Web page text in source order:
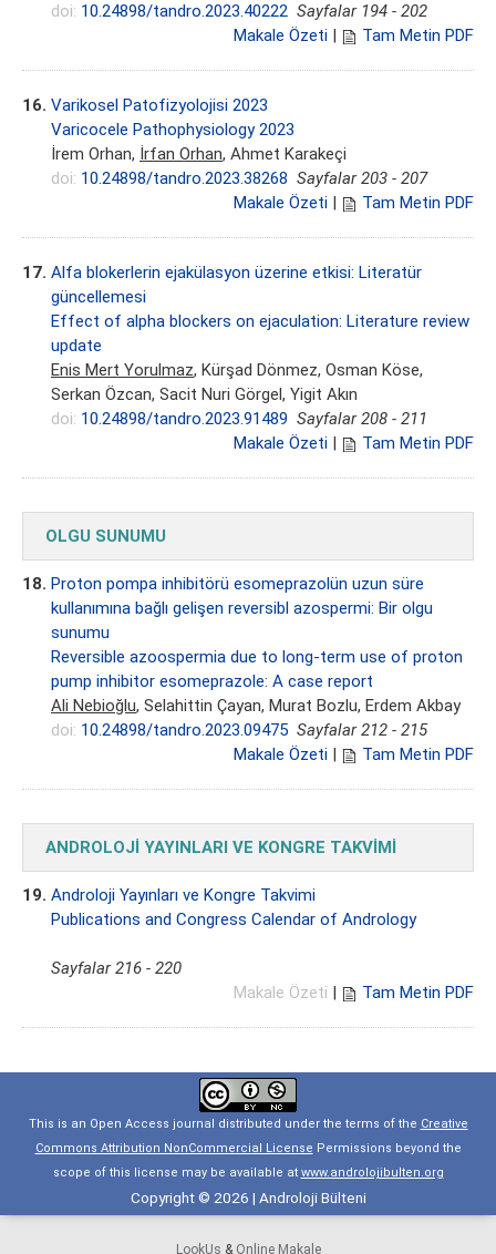
doi: 10.24898/tandro.2023.40222 Sayfalar 194 - 202
Makale Özeti
Tam Metin PDF
16. Varikosel Patofizyolojisi 2023
Varicocele Pathophysiology 2023
İrem Orhan, İrfan Orhan, Ahmet Karakeçi
doi: 10.24898/tandro.2023.38268 Sayfalar 203 - 207
Makale Özeti
Tam Metin PDF
17. Alfa blokerlerin ejakülasyon üzerine etkisi: Literatür
güncellemesi
Effect of alpha blockers on ejaculation: Literature review
update
Enis Mert Yorulmaz, Kürşad Dönmez, Osman Köse,
Serkan Özcan, Sacit Nuri Görgel, Yigit Akın
doi: 10.24898/tandro.2023.91489 Sayfalar 208 - 211
Makale Özeti
Tam Metin PDF
OLGU SUNUMU
18. Proton pompa inhibitörü esomeprazolün uzun süre
kullanımına bağlı gelişen reversibl azospermi: Bir olgu
sunumu
Reversible azoospermia due to long-term use of proton
pump inhibitor esomeprazole: A case report
Ali Nebioğlu, Selahittin Çayan, Murat Bozlu, Erdem Akbay
doi: 10.24898/tandro.2023.09475 Sayfalar 212 - 215
Makale Özeti
Tam Metin PDF
ANDROLOJİ YAYINLARI VE KONGRE TAKVİMİ
19. Androloji Yayınları ve Kongre Takvimi
Publications and Congress Calendar of Andrology
Sayfalar 216 - 220
Makale Özeti
Tam Metin PDF
This is an Open Access journal distributed under the terms of the Creative
Commons Attribution NonCommercial License Permissions beyond the
scope of this license may be available at www.androlojibulten.org
Copyright © 2026 | Androloji Bülteni
LookUs & Online Makale